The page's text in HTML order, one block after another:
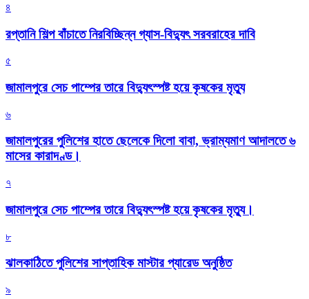
৪
রপ্তানি শিল্প বাঁচাতে নিরবিচ্ছিন্ন গ্যাস-বিদ্যুৎ সরবরাহের দাবি
৫
জামালপুরে সেচ পাম্পের তারে বিদ্যুৎস্পষ্ট হয়ে কৃষকের মৃত্যু
৬
জামালপুরের পুলিশের হাতে ছেলেকে দিলো বাবা, ভ্রাম্যমাণ আদালতে ৬
মাসের কারাদণ্ড।
৭
জামালপুরে সেচ পাম্পের তারে বিদ্যুৎস্পষ্ট হয়ে কৃষকের মৃত্যু।
৮
‎ঝালকাঠিতে পুলিশের সাপ্তাহিক মাস্টার প্যারেড অনুষ্ঠিত
৯